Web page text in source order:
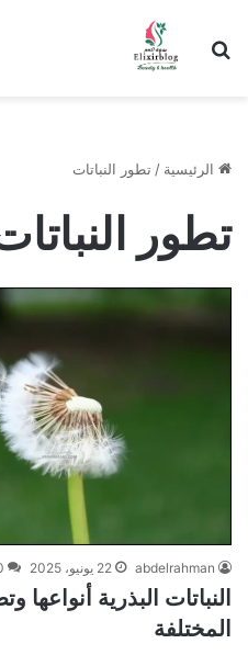
ابحث عن
الرئيسية / تطور النباتات
تطور
abdelrahman 22 يونيو، 2025
النباتات البذرية أنواعها
المختلفة